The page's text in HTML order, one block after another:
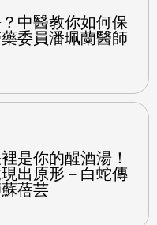
中醫教你如何保
委員潘珮蘭醫師
是你的醒酒湯！
出原形－白蛇傳
蓓芸